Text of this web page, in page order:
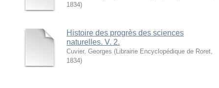
1834)
Histoire des progrès des sciences
naturelles. V. 2.
Cuvier, Georges ( Librairie Encyclopédique de Roret
1834)